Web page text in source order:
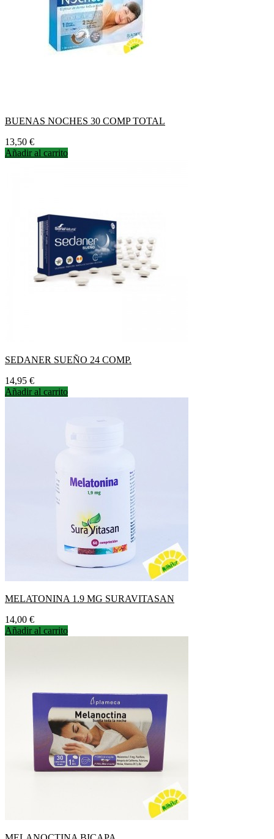
BUENAS NOCHES 30 COMP TOTAL
Precio
13,50 €
Añadir al carrito
SEDANER SUEÑO 24 COMP.
Precio
14,95 €
Añadir al carrito
MELATONINA 1.9 MG SURAVITASAN
Precio
14,00 €
Añadir al carrito